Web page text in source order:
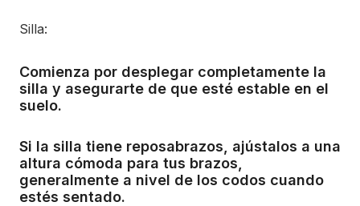
Silla:
Comienza por desplegar completamente la
silla y asegurarte de que esté estable en el
suelo.
Si la silla tiene reposabrazos, ajústalos a una
altura cómoda para tus brazos,
generalmente a nivel de los codos cuando
estés sentado.